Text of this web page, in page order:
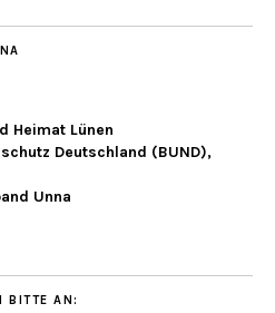
Heimat Lünen
Deutschland (BUND),
Unna
BITTE AN: